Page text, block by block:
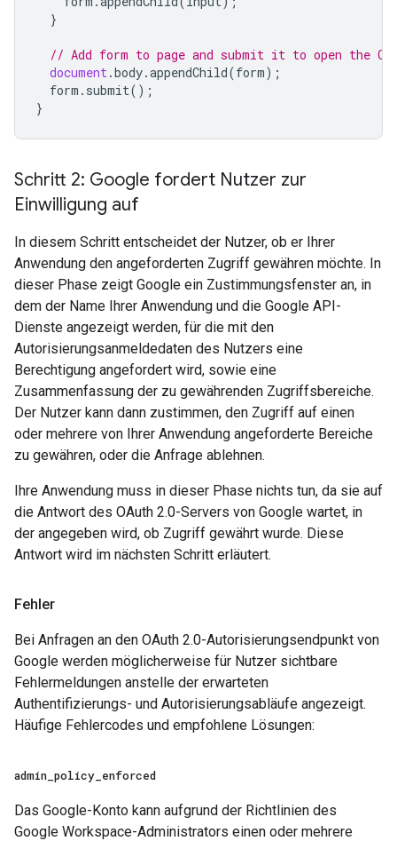
}
// Add form to page and submit it to open the
document.body.appendChild(form);
form . submit();
}
Schritt 2: Google fordert Nutzer zur
Einwilligung auf
In diesem Schritt entscheidet der Nutzer, ob er Ihrer
Anwendung den angeforderten Zugriff gewähren möchte. In
dieser Phase zeigt Google ein Zustimmungsfenster an, in
dem der Name Ihrer Anwendung und die Google API-
Dienste angezeigt werden, für die mit den
Autorisierungsanmeldedaten des Nutzers eine
Berechtigung angefordert wird, sowie eine
Zusammenfassung der zu gewährenden Zugriffsbereiche.
Der Nutzer kann dann zustimmen, den Zugriff auf einen
oder mehrere von Ihrer Anwendung angeforderte Bereiche
zu gewähren, oder die Anfrage ablehnen.
Ihre Anwendung muss in dieser Phase nichts tun, da sie auf
die Antwort des OAuth 2.0-Servers von Google wartet, in
der angegeben wird, ob Zugriff gewährt wurde. Diese
Antwort wird im nächsten Schritt erläutert.
Fehler
Bei Anfragen an den OAuth 2.0-Autorisierungsendpunkt von
Google werden möglicherweise für Nutzer sichtbare
Fehlermeldungen anstelle der erwarteten
Authentifizierungs- und Autorisierungsabläufe angezeigt.
Häufige Fehlercodes und empfohlene Lösungen:
admin policy enforced
Das Google-Konto kann aufgrund der Richtlinien des
Google Workspace-Administrators einen oder mehrere